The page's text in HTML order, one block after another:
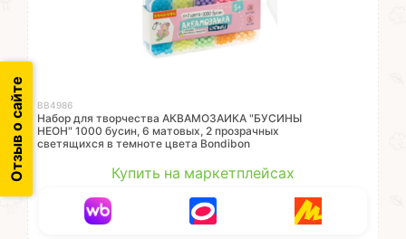
ВВ4986
Набор для творчества АКВАМОЗАИКА "БУСИНЫ
НЕОН" 1000 бусин, 6 матовых, 2 прозрачных
светящихся в темноте цвета Bondibon
Купить на маркетплейсах
Отзыв о сайте